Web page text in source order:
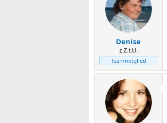
Denise
z.Z.t.U.
Teammitglied